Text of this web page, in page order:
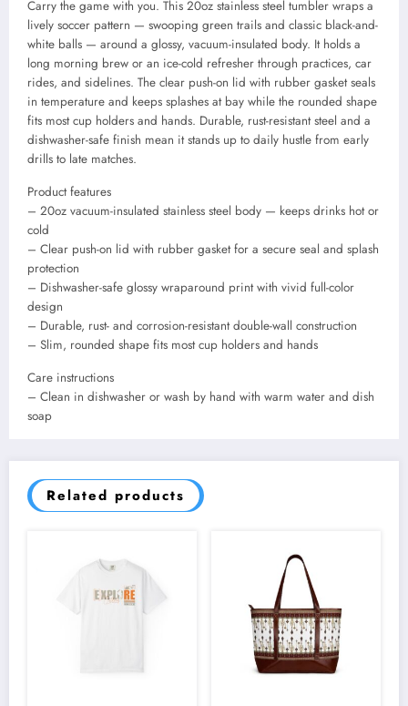
Carry the game with you. This 20oz stainless steel tumbler wraps a
lively soccer pattern — swooping green trails and classic black-and-
white balls — around a glossy, vacuum-insulated body. It holds a
long morning brew or an ice-cold refresher through practices, car
rides, and sidelines. The clear push-on lid with rubber gasket seals
in temperature and keeps splashes at bay while the rounded shape
fits most cup holders and hands. Durable, rust-resistant steel and a
dishwasher-safe finish mean it stands up to daily hustle from early
drills to late matches.
Product features
– 20oz vacuum-insulated stainless steel body — keeps drinks hot or
cold
– Clear push-on lid with rubber gasket for a secure seal and splash
protection
– Dishwasher-safe glossy wraparound print with vivid full-color
design
– Durable, rust- and corrosion-resistant double-wall construction
– Slim, rounded shape fits most cup holders and hands
Care instructions
– Clean in dishwasher or wash by hand with warm water and dish
soap
Related products